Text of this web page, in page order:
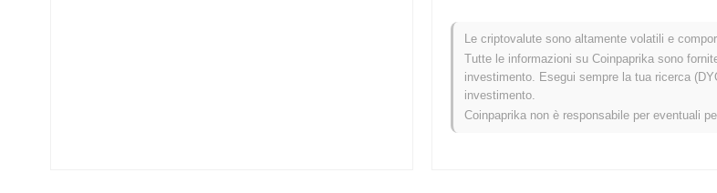
Come si sta comportando BASE
Negli ultimi 7 giorni, BASE CAT ha guadagnato
guadagno del0.11%
Le criptovalute sono altamente volatili e
Tutte le informazioni su Coinpaprika sono
investimento. Esegui sempre la tua ricerca
investimento.
Coinpaprika non è responsabile per eventuali